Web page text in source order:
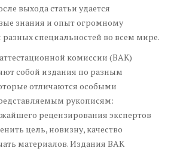
выхода статьи удается
знания и опыт огромному
разных специальностей во всем мире.
комиссии (ВАК)
собой издания по разным
отличаются особыми
рукописям:
рецензирования экспертов
цель, новизну, качество
материалов. Издания ВАК